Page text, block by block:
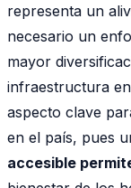
representa un
necesario un
mayor
infraestructura
aspecto clave
en el país, pues
accesible